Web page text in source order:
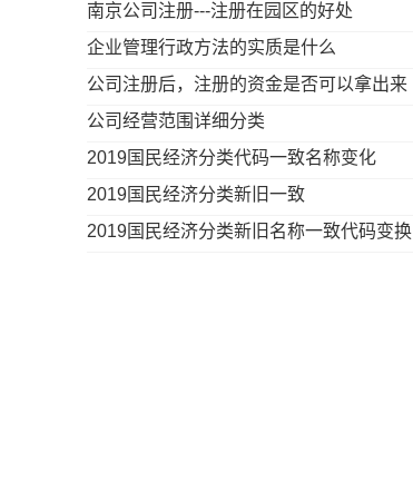
南京公司注册---注册在园区的好处
企业管理行政方法的实质是什么
公司注册后，注册的资金是否可以拿出来
周转
公司经营范围详细分类
2019国民经济分类代码一致名称变化
2019国民经济分类新旧一致
2019国民经济分类新旧名称一致代码变换